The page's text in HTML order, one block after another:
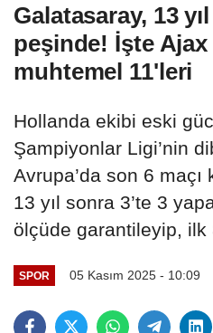
Galatasaray, 13
peşinde! İşte Ajax
muhtemel 11'leri
Hollanda ekibi eski
Şampiyonlar Ligi’nin
Avrupa’da son 6
13 yıl sonra 3’te 3
ölçüde garantileyip, ilk
SPOR 05 Kasım 2025 - 10:09